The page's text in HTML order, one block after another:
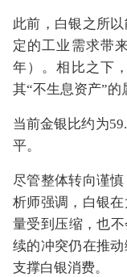
此前，白银之所
定的工业需求带
年）。相比之下
其“不生息资产”的
当前金银比约为
平。
尽管整体转向谨慎
析师强调，白银
量受到压缩，也
续的冲突仍在推
支撑白银消费。